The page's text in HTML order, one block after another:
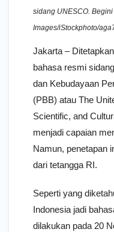
sidang UNESCO.
Images/iStockphoto/
Jakarta –
bahasa resmi
dan Kebudayaan
(PBB) atau The
Scientific, and
menjadi capaian
Namun, penetapan
dari tetangga RI.
Seperti yang
Indonesia jadi
dilakukan pada 20